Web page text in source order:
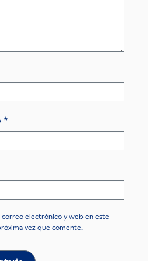
*
electrónico y web en este
vez que comente.